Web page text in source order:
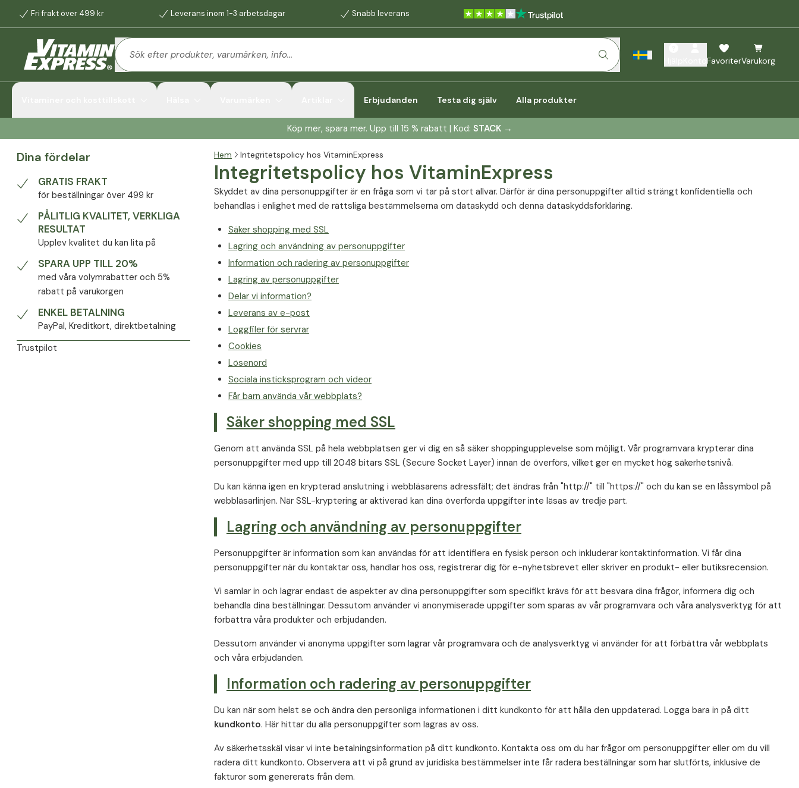
Fri frakt över 499 kr Leverans inom 1-3 arbetsdagar Snabb leverans
FavoriterVarukorg
Erbjudanden Testa dig själv Alla produkter
Köp mer, spara mer. Upp till 15 % rabatt | Kod: STACK→
Dina fördelar
GRATIS FRAKT
för beställningar över 499 kr
PÅLITLIG KVALITET, VERKLIGA
RESULTAT
Upplev kvalitet du kan lita på
SPARA UPP TILL 20%
med våra volymrabatter och 5%
rabatt på varukorgen
ENKEL BETALNING
PayPal, Kreditkort, direktbetalning
Trustpilot
Hem Integritetspolicy hos VitaminExpress
Integritetspolicy hos VitaminExpress
Skyddet av dina personuppgifter är en fråga som vi tar på stort allvar. Därför är dina personuppgifter alltid strängt konfidentiella och
behandlas i enlighet med de rättsliga bestämmelserna om dataskydd och denna dataskyddsförklaring.
Säker shopping med SSL
Lagring och användning av personuppgifter
Information och radering av personuppgifter
Lagring av personuppgifter
Delar vi information?
Leverans av e-post
Loggfiler för servrar
Cookies
Lösenord
Sociala insticksprogram och videor
Får barn använda vår webbplats?
Säker shopping med SSL
Genom att använda SSL på hela webbplatsen ger vi dig en så säker shoppingupplevelse som möjligt. Vår programvara krypterar dina
personuppgifter med upp till 2048 bitars SSL (Secure Socket Layer) innan de överförs, vilket ger en mycket hög säkerhetsnivå.
Du kan känna igen en krypterad anslutning i webbläsarens adressfält; det ändras från "http://" till "https://" och du kan se en låssymbol på
webbläsarlinjen. När SSL-kryptering är aktiverad kan dina överförda uppgifter inte läsas av tredje part.
Lagring och användning av personuppgifter
Personuppgifter är information som kan användas för att identifiera en fysisk person och inkluderar kontaktinformation. Vi får dina
personuppgifter när du kontaktar oss, handlar hos oss, registrerar dig för e-nyhetsbrevet eller skriver en produkt- eller butiksrecension.
Vi samlar in och lagrar endast de aspekter av dina personuppgifter som specifikt krävs för att besvara dina frågor, informera dig och
behandla dina beställningar. Dessutom använder vi anonymiserade uppgifter som sparas av vår programvara och våra analysverktyg för att
förbättra våra produkter och erbjudanden.
Dessutom använder vi anonyma uppgifter som lagrar vår programvara och de analysverktyg vi använder för att förbättra vår webbplats
och våra erbjudanden.
Information och radering av personuppgifter
Du kan när som helst se och ändra den personliga informationen i ditt kundkonto för att hålla den uppdaterad. Logga bara in på ditt
kundkonto. Här hittar du alla personuppgifter som lagras av oss.
Av säkerhetsskäl visar vi inte betalningsinformation på ditt kundkonto. Kontakta oss om du har frågor om personuppgifter eller om du vill
radera ditt kundkonto. Observera att vi på grund av juridiska bestämmelser inte får radera beställningar som har slutförts, inklusive de
fakturor som genererats från dem.